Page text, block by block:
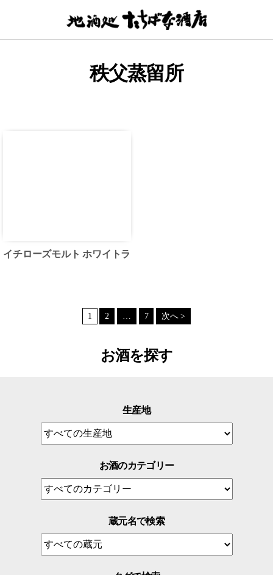
た
ち
秩父蒸留所
イチローズモルト ホワイトラ
1 2 … 7 次へ >
お酒を探す
生産地
お酒のカテゴリー
蔵元名で検索